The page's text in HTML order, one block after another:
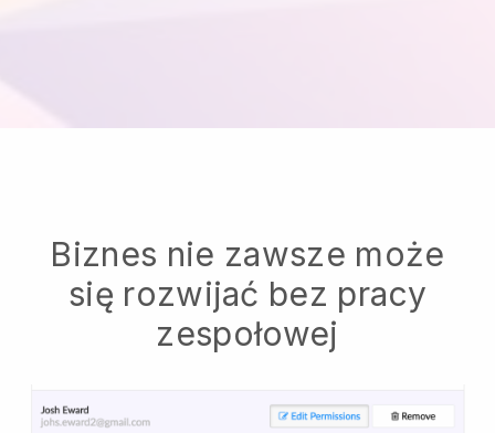
Biznes nie zawsze może
się rozwijać bez pracy
zespołowej